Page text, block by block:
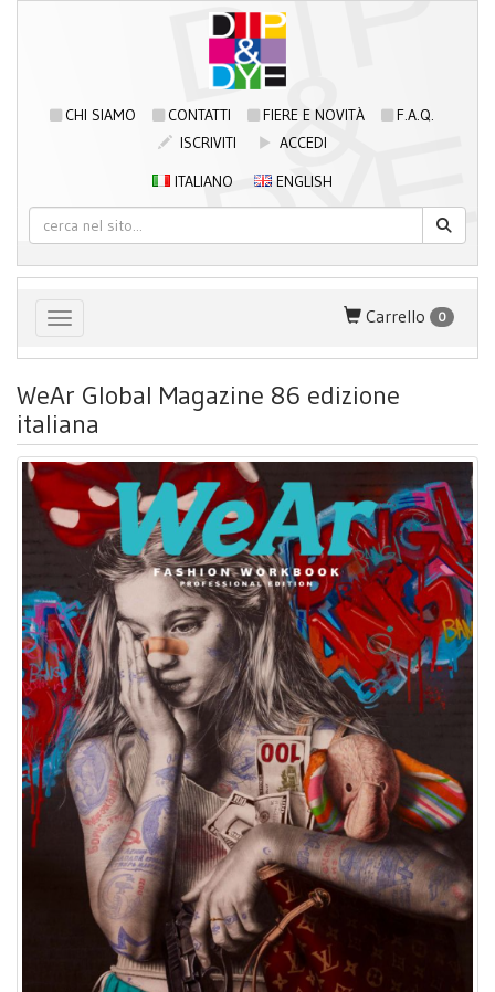
CHI SIAMO CONTATTI FIERE E NOVITÀ
F.A.Q.
ISCRIVITI
ACCEDI
ITALIANO
ENGLISH
Toggle navigation Carrello 0
WeAr Global Magazine 86 edizione
italiana